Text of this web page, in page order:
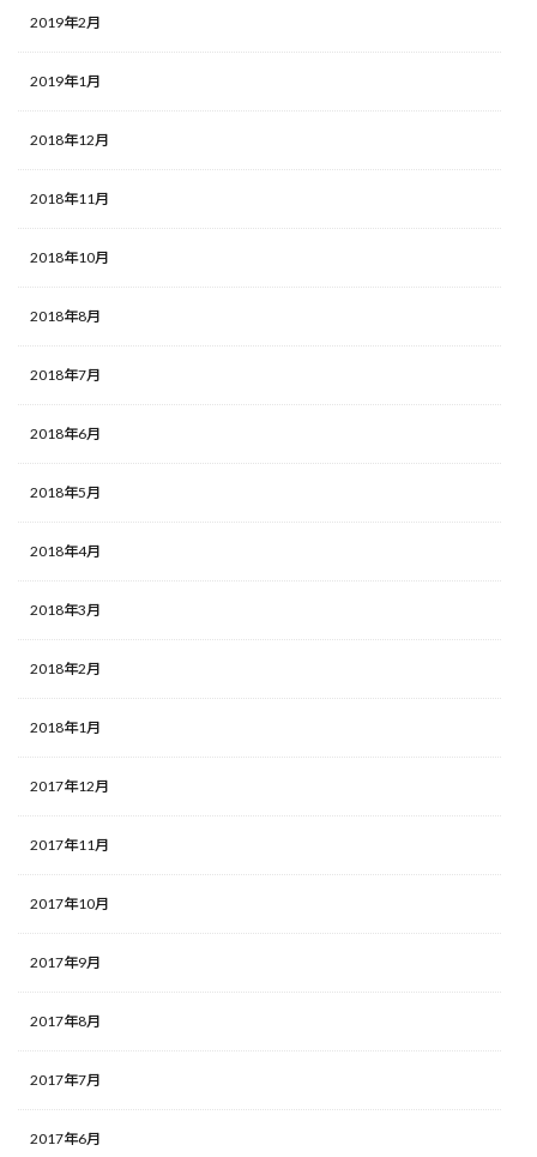
2019年2月
2019年1月
2018年12月
2018年11月
2018年10月
2018年8月
2018年7月
2018年6月
2018年5月
2018年4月
2018年3月
2018年2月
2018年1月
2017年12月
2017年11月
2017年10月
2017年9月
2017年8月
2017年7月
2017年6月